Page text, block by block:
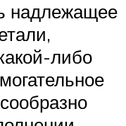
надлежащее
либо